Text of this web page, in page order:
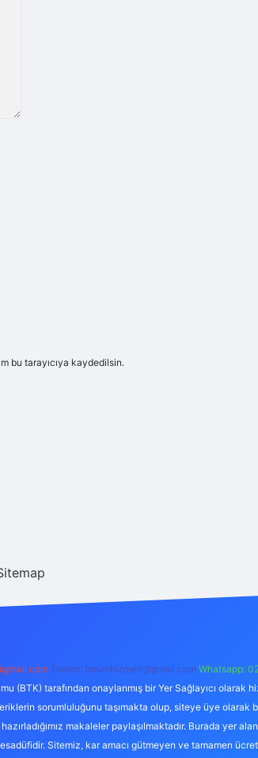
bu tarayıcıya kaydedilsin.
Teams: forumhizmeti@gmail.com Whatsapp:
(BTK) tarafından onaylanmış bir Yer Sağlayıcı
sorumluluğunu taşımakta olup, siteye üye olarak
makaleler paylaşılmaktadır. Burada yer
Sitemiz, kar amacı gütmeyen ve tamamen